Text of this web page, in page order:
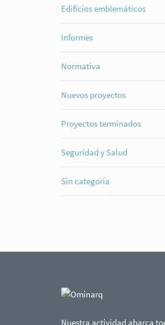
Edificios emblemáticos
Informes
Normativa
Nuevos proyectos
Proyectos terminados
Seguridad y Salud
Sin categoría
Nuestra actividad abarca